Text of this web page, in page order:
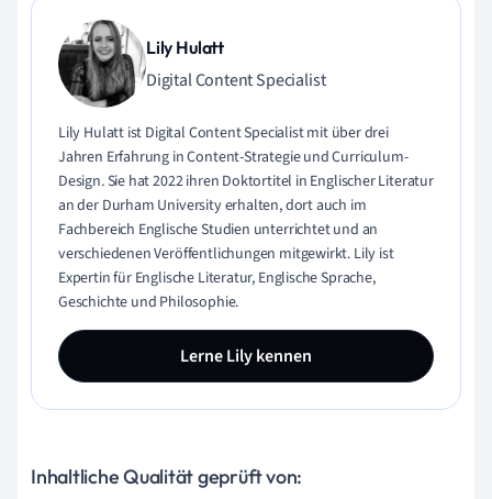
Lily Hulatt
Digital Content Specialist
Lily Hulatt ist Digital Content Specialist mit über drei
Jahren Erfahrung in Content-Strategie und Curriculum-
Design. Sie hat 2022 ihren Doktortitel in Englischer Literatur
an der Durham University erhalten, dort auch im
Fachbereich Englische Studien unterrichtet und an
verschiedenen Veröffentlichungen mitgewirkt. Lily ist
Expertin für Englische Literatur, Englische Sprache,
Geschichte und Philosophie.
Lerne Lily kennen
Inhaltliche Qualität geprüft von: